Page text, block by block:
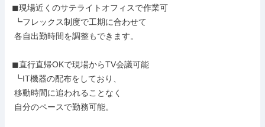
◼︎現場近くのサテライトオフィスで作業可
◼︎直行直帰OKで現場からTV会議可能